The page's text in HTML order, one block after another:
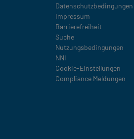
Datenschutzbedingungen
Impressum
Barrierefreiheit
Suche
Nutzungsbedingungen
NNI
Cookie-Einstellungen
Compliance Meldungen